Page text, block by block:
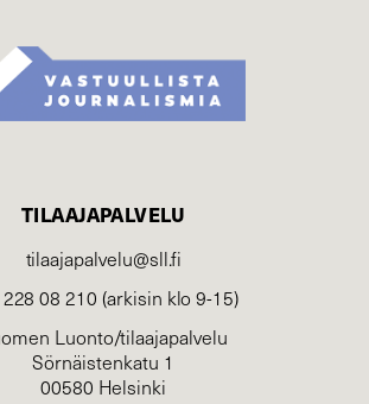
TILAAJAPALVELU
tilaajapalvelu@sll.fi
228 08 210 (arkisin klo 9-15)
Luonto/tilaajapalvelu
Sörnäistenkatu 1
00580 Helsinki